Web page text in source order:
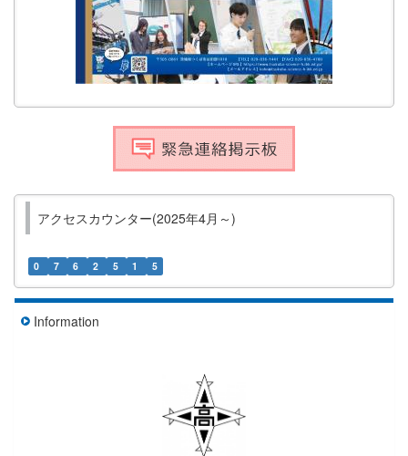
アクセスカウンター(2025年4月～)
0 7 6 2 5 1 5
Information